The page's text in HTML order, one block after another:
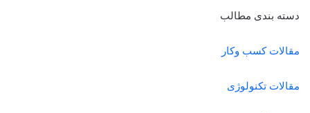
دسته بندی مطالب
مقالات کسب وکار
مقالات تکنولوژی